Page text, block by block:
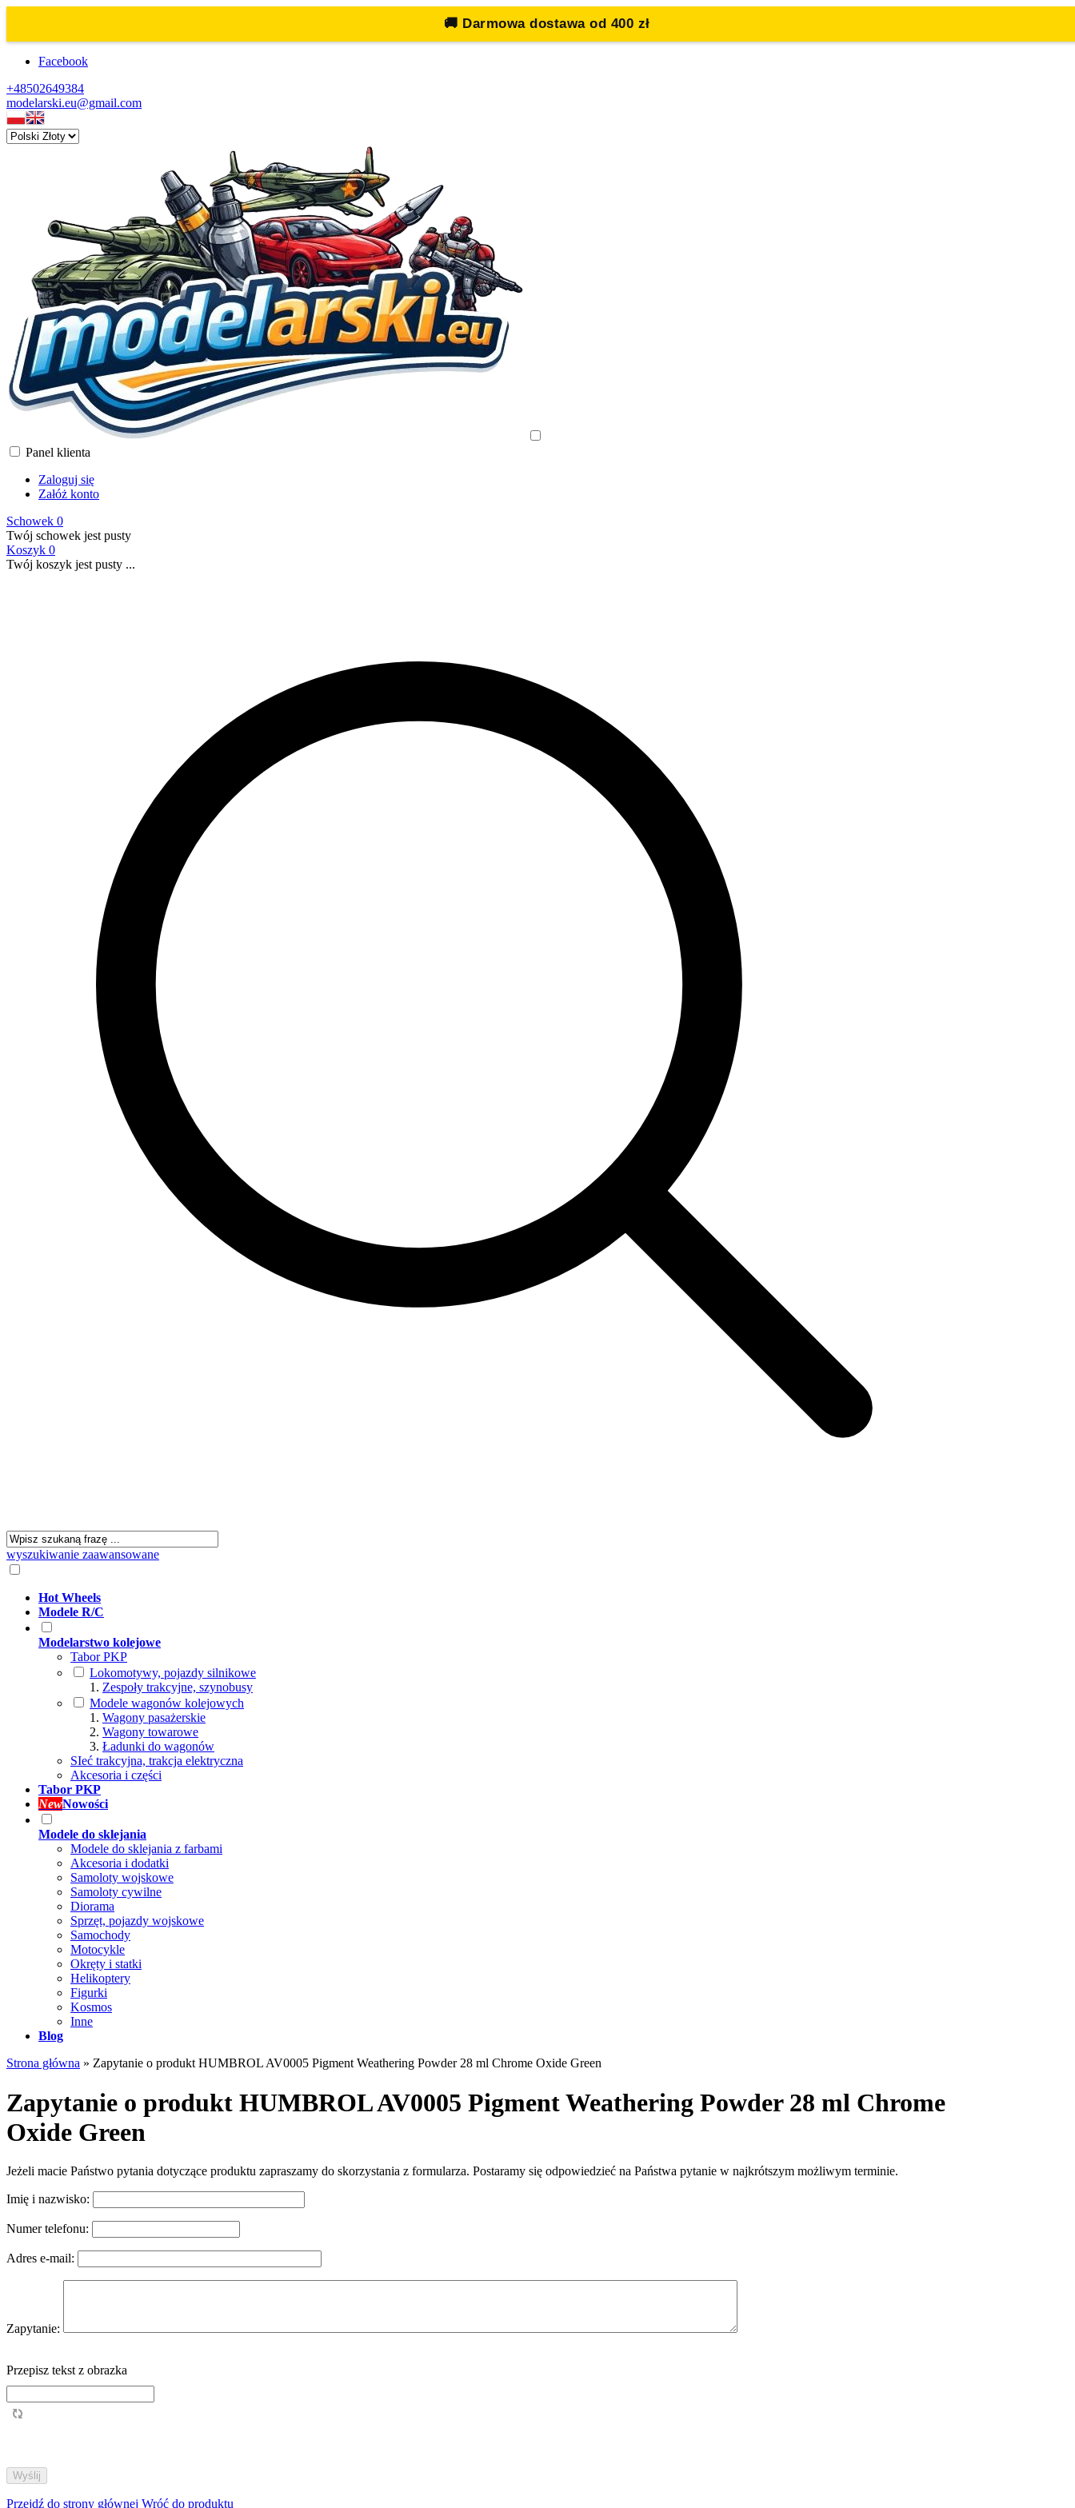
🚚 Darmowa dostawa od 400 zł
Facebook
+48502649384
modelarski.eu@gmail.com
Panel klienta
Zaloguj się
Załóż konto
Schowek 0
Twój schowek jest pusty
Koszyk 0
Twój koszyk jest pusty ...
wyszukiwanie zaawansowane
Hot Wheels
Modele R/C
Modelarstwo kolejowe
Tabor PKP
Lokomotywy, pojazdy silnikowe
Zespoły trakcyjne, szynobusy
Modele wagonów kolejowych
Wagony pasażerskie
Wagony towarowe
Ładunki do wagonów
SIeć trakcyjna, trakcja elektryczna
Akcesoria i części
Tabor PKP
NewNowości
Modele do sklejania
Modele do sklejania z farbami
Akcesoria i dodatki
Samoloty wojskowe
Samoloty cywilne
Diorama
Sprzęt, pojazdy wojskowe
Samochody
Motocykle
Okręty i statki
Helikoptery
Figurki
Kosmos
Inne
Blog
Strona główna » Zapytanie o produkt HUMBROL AV0005 Pigment Weathering Powder 28 ml Chrome Oxide Green
Zapytanie o produkt HUMBROL AV0005 Pigment Weathering Powder 28 ml Chrome
Oxide Green
Jeżeli macie Państwo pytania dotyczące produktu zapraszamy do skorzystania z formularza. Postaramy się odpowiedzieć na Państwa pytanie w najkrótszym możliwym terminie.
Imię i nazwisko:
Numer telefonu:
Adres e-mail:
Zapytanie:
Przepisz tekst z obrazka
Przejdź do strony głównej Wróć do produktu